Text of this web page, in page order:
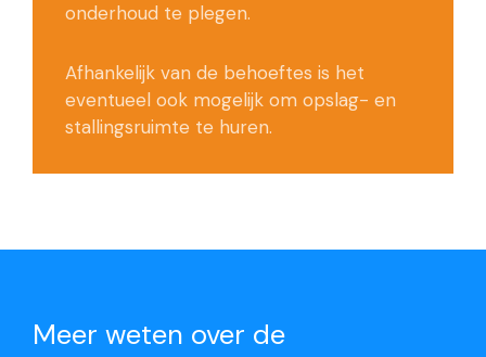
onderhoud te plegen.
Afhankelijk van de behoeftes is het
eventueel ook mogelijk om opslag- en
stallingsruimte te huren.
Meer weten over de